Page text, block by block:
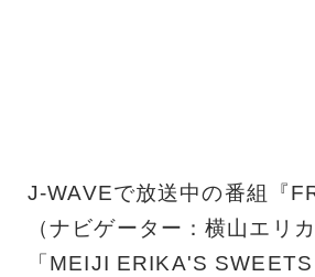
J-WAVEで放送中の番組『
（ナビゲーター：横山エリ
「MEIJI ERIKA'S